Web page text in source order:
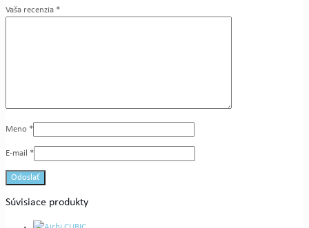
Vaša recenzia *
Meno *
E-mail *
Súvisiace produkty